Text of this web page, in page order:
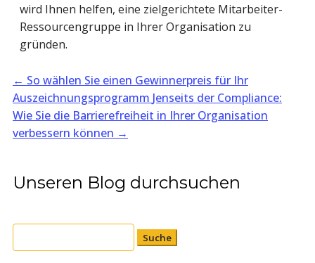
wird Ihnen helfen, eine zielgerichtete Mitarbeiter-
Ressourcengruppe in Ihrer Organisation zu
gründen.
← So wählen Sie einen Gewinnerpreis für Ihr
Auszeichnungsprogramm Jenseits der Compliance:
Wie Sie die Barrierefreiheit in Ihrer Organisation
verbessern können →
Unseren Blog durchsuchen
Suchen
nach: